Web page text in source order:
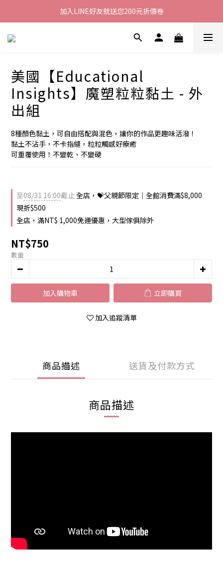
加入LINE好友就送您200元折價卷
加入LINE好友就送您200元折價卷
加入LINE好友就送您200元折價卷
美國【Educational
Insights】魔塑粒粒黏土 - 外
出組
8種顏色黏土，可自由搭配與混色，讓你的作品更趣味活潑！
黏土不沾手，不卡指縫，粒粒觸感好療癒
可重覆使用！不變乾、不變硬
至08/31 16:00截止全店，💝父親節限定｜全館消費滿$8,000
現折$500
全店，滿NT$ 1,000免運優惠，大型傢俱除外
NT$750
數量
加入購物車 立即購買
加入追蹤清單
商品描述 送貨及付款方式
商品描述